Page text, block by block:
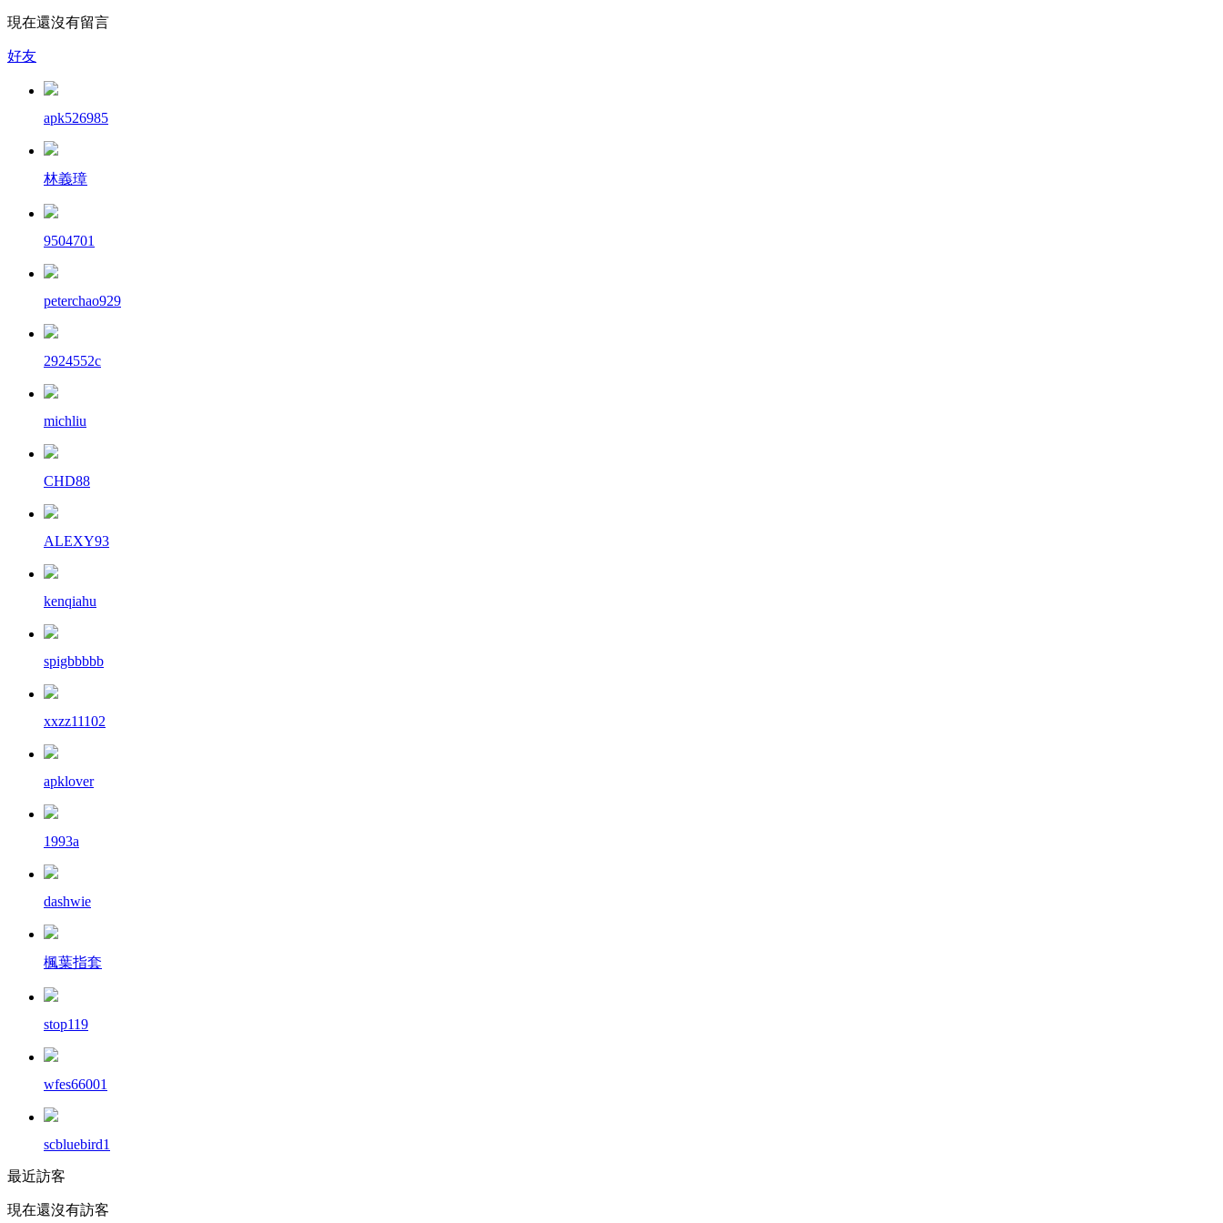
現在還沒有留言
好友
apk526985
林義璋
9504701
peterchao929
2924552c
michliu
CHD88
ALEXY93
kenqiahu
spigbbbbb
xxzz11102
apklover
1993a
dashwie
楓葉指套
stop119
wfes66001
scbluebird1
最近訪客
現在還沒有訪客